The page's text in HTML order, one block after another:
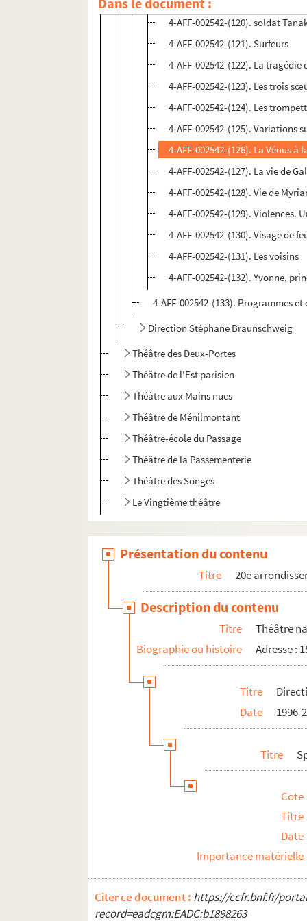
4-AFF-002542-(120). soldat
4-AFF-002542-(121). Surfeurs
4-AFF-002542-(122). La
4-AFF-002542-(123). Les trois
4-AFF-002542-(124). Les
4-AFF-002542-(125). Variations
4-AFF-002542-(126). La Vénus à
4-AFF-002542-(127). La vie de
4-AFF-002542-(128). Vie de
4-AFF-002542-(129). Violences.
4-AFF-002542-(130). Visage de
4-AFF-002542-(131). Les voisins
4-AFF-002542-(132). Yvonne,
4-AFF-002542-(133). Programmes et
Direction Stéphane Braunschweig
Théâtre des Deux-Portes
Théâtre de l'Est parisien
Théâtre aux Mains nues
Théâtre de Ménilmontant
Théâtre-école du Passage
Théâtre de la Passementerie
Théâtre des Songes
Le Vingtième théâtre
Présentation du contenu
Titre 20e
Description du contenu
Titre
Théâtre
Biographie ou histoire
Adresse :
Titre
Date
1996-
Titre
Cote
Titre
Date
Importance matérielle
Citer ce document : https://ccfr.bnf.fr/
record=eadcgm:EADC:b1898263